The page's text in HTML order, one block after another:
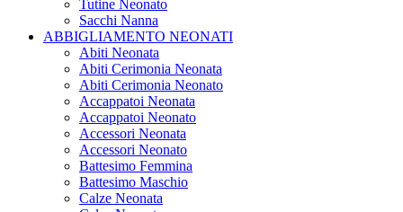
Tutine Neonato
Sacchi Nanna
ABBIGLIAMENTO NEONATI
Abiti Neonata
Abiti Cerimonia Neonata
Abiti Cerimonia Neonato
Accappatoi Neonata
Accappatoi Neonato
Accessori Neonata
Accessori Neonato
Battesimo Femmina
Battesimo Maschio
Calze Neonata